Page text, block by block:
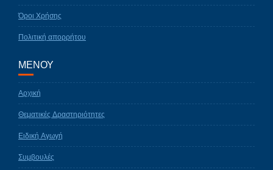
Όροι Χρήσης
Πολιτική απορρήτου
ΜΕΝΟΥ
Αρχική
Θεματικές Δραστηριότητες
Ειδική Αγωγή
Συμβουλές